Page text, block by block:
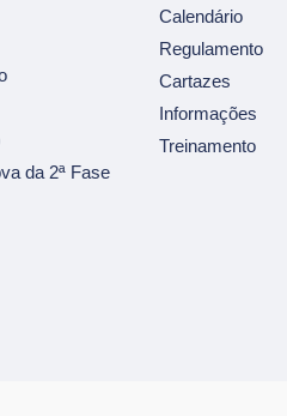
da 2ª Fase
Calendário
Regulamento
Cartazes
Informações
Treinamento